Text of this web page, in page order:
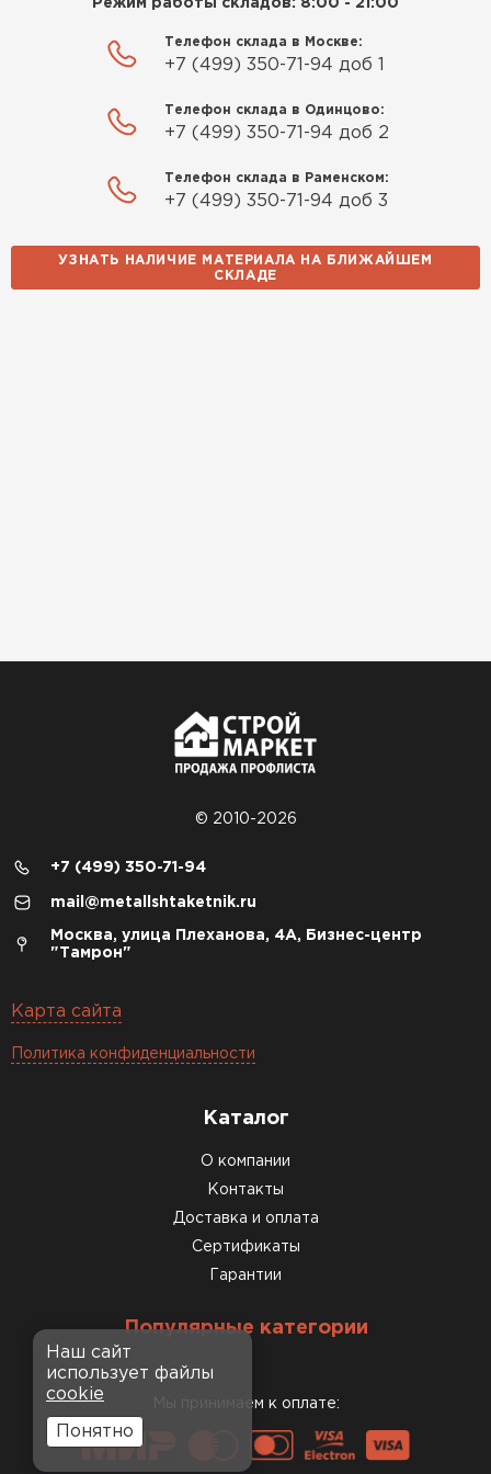
Режим работы складов: 8:00 - 21:00
Телефон склада в Москве:
+7 (499) 350-71-94 доб 1
Телефон склада в Одинцово:
+7 (499) 350-71-94 доб 2
Телефон склада в Раменском:
+7 (499) 350-71-94 доб 3
УЗНАТЬ НАЛИЧИЕ МАТЕРИАЛА НА БЛИЖАЙШЕМ
СКЛАДЕ
© 2010-2026
+7 (499) 350-71-94
mail@metallshtaketnik.ru
Москва, улица Плеханова, 4А, Бизнес-центр
"Тамрон"
Карта сайта
Политика конфиденциальности
Каталог
О компании
Контакты
Доставка и оплата
Сертификаты
Гарантии
Популярные категории
Мы принимаем к оплате:
Наш сайт
использует файлы
cookie
Понятно